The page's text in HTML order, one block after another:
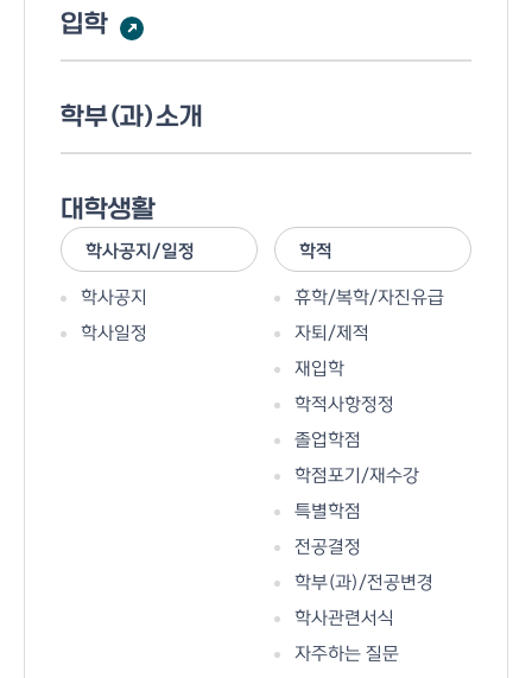
입학
학부(과)소개
대학생활
학사공지/일정
학사공지
학사일정
학적
휴학/복학/자진유급
자퇴/제적
재입학
학적사항정정
졸업학점
학점포기/재수강
특별학점
전공결정
학부(과)/전공변경
학사관련서식
자주하는 질문